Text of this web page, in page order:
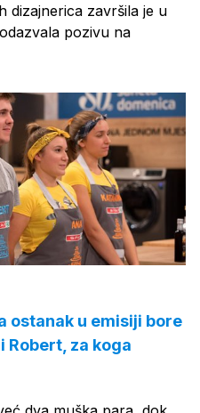
dizajnerica završila je u
pozivu na
ostanak u emisiji bore
Robert, za koga